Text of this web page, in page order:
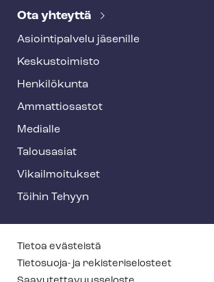
Ota yhteyttä
Asioin­ti­pal­ve­lu jäsenille
Keskustoimisto
Henkilökunta
Ammattiosastot
Medialle
Talousasiat
Vi­kail­moi­tuk­set
Töihin Tehyyn
T
e
Tietoa evästeistä
Tietosuoja- ja re­kis­te­ri­se­los­teet